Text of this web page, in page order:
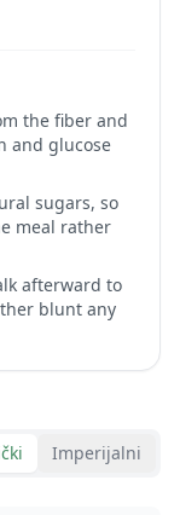
the fiber and
and glucose
sugars, so
meal rather
afterward to
blunt any
Imperijalni